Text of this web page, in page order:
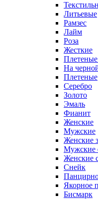
Литьевые
Рамзес
Лайм
Роза
Жесткие
На
Плетеные
Серебро
Золото
Эмаль
Фианит
Женские
Мужские
Женские
Мужские
Женские
Снейк
Якорное
Бисмарк